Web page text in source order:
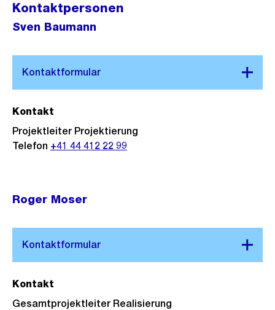
r
o
s
Kontaktpersonen
Sven Baumann
Kontakt
Projektleiter Projektierung
Telefon +41 44 412 22 99
Roger Moser
Kontakt
Gesamtprojektleiter Realisierung